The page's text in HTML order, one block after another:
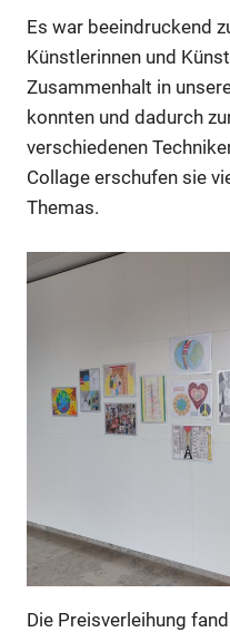
Es war beeindruckend
Künstlerinnen und
Zusammenhalt in
konnten und dadurch
verschiedenen
Collage erschufen sie
Themas.
Die Preisverleihung